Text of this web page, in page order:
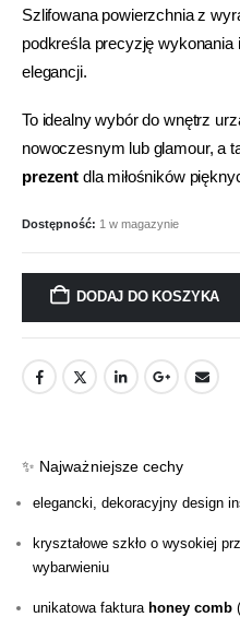
Szlifowana powierzchnia z
podkreśla precyzję wykonania
elegancji.
To idealny wybór do wnętrz
nowoczesnym lub glamour, a
prezentdla miłośników
Dostępność: 1 w magazynie
DODAJ DO KOSZYKA
✨ Najważniejsze cechy
elegancki, dekoracyjny design
kryształowe szkło o wysokiej
wybarwieniu
unikatowa faktura honey comb